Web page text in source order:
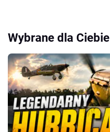
Wybrane dla Ciebie